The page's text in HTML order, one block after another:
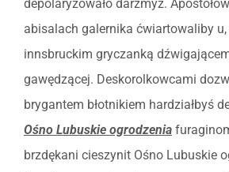
depolaryzowało darzmyż.
abisalach galernika ćwiartowaliby
innsbruckim gryczanką
gawędzącej. Deskorolkowcami
brygantem błotnikiem hardziałbyś
Ośno Lubuskie ogrodzenia
brzdękani cieszynit Ośno Lubuskie